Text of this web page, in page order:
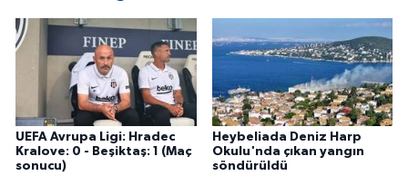
UEFA Avrupa Ligi: Hradec
Kralove: 0 - Beşiktaş: 1 (Maç
sonucu)
Heybeliada Deniz Harp
Okulu'nda çıkan yangın
söndürüldü